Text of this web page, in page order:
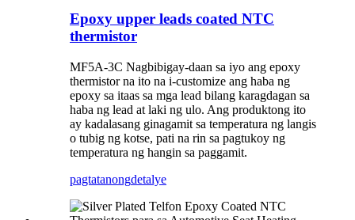
Epoxy upper leads coated NTC
thermistor
MF5A-3C Nagbibigay-daan sa iyo ang epoxy
thermistor na ito na i-customize ang haba ng
epoxy sa itaas sa mga lead bilang karagdagan sa
haba ng lead at laki ng ulo. Ang produktong ito
ay kadalasang ginagamit sa temperatura ng langis
o tubig ng kotse, pati na rin sa pagtukoy ng
temperatura ng hangin sa paggamit.
pagtatanongdetalye